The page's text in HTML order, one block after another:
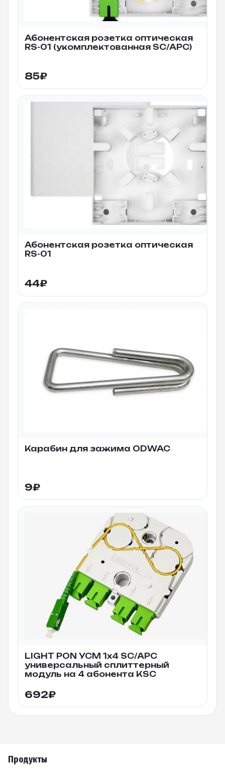
Абонентская розетка оптическая
RS-01 (укомплектованная SC/APC)
85₽
Абонентская розетка оптическая
RS-01
44₽
Карабин для зажима ODWAC
9₽
LIGHT PON УСМ 1х4 SC/APC
универсальный сплиттерный
модуль на 4 абонента KSC
692₽
Продукты